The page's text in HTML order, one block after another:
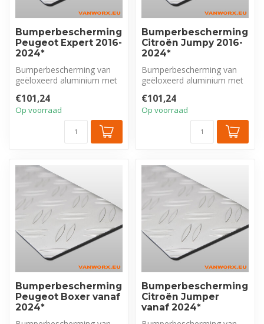
Bumperbescherming
Peugeot Expert 2016-
2024*
Bumperbescherming van
geëloxeerd aluminium met
Peu...
€101,24
Op voorraad
Bumperbescherming
Citroën Jumpy 2016-
2024*
Bumperbescherming van
geëloxeerd aluminium met
Cit...
€101,24
Op voorraad
Bumperbescherming
Peugeot Boxer vanaf
2024*
Bumperbescherming
Citroën Jumper
vanaf 2024*